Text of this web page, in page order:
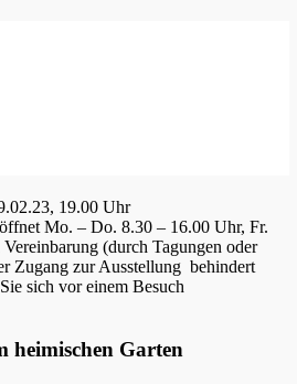
19.00 Uhr
Mo. – Do. 8.30 – 16.00 Uhr, Fr.
(durch Tagungen oder
Zugang zur Ausstellung behindert
sich vor einem Besuch
heimischen Garten